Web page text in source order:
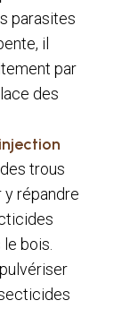
parasites
il
par
des
trous
y répandre
bois.